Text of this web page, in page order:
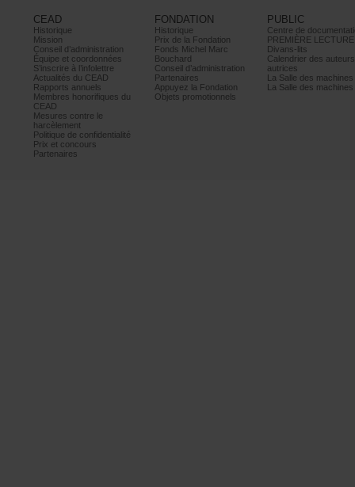
CEAD
Historique
Mission
Conseild’administration
Équipeetcoordonnées
S’inscrireàl’infolettre
ActualitésduCEAD
Rapportsannuels
Membreshonorifiquesdu
CEAD
Mesurescontrele
harcèlement
Politiquedeconfidentialité
Prixetconcours
Partenaires
FONDATION
Historique
PrixdelaFondation
FondsMichelMarc
Bouchard
Conseild’administration
Partenaires
AppuyezlaFondation
Objetspromotionnels
PUBLIC
PREMIÈRELECTURE
Divans-lits
autrices